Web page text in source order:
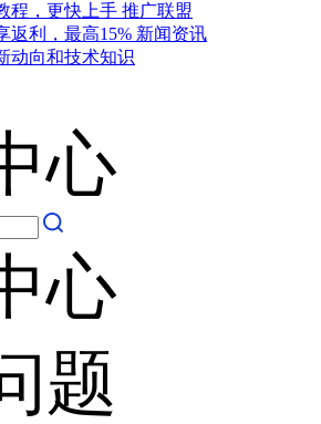
程，更快上手 推广联盟
返利，最高15% 新闻资讯
动向和技术知识
心
心
题